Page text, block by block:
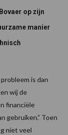
op zijn
manier
is dan
wij de
financiële
gebruiken.” Toen
niet veel